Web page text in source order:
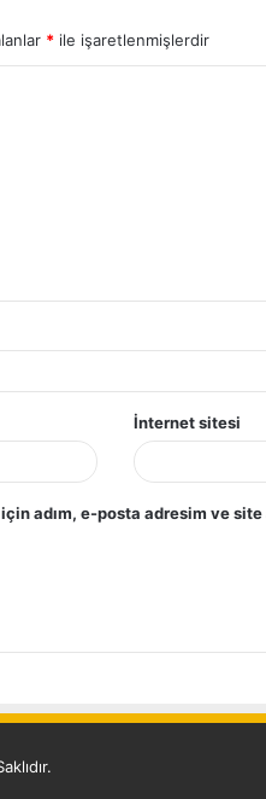
* ile işaretlenmişlerdir
İnternet sitesi
adım, e-posta adresim ve